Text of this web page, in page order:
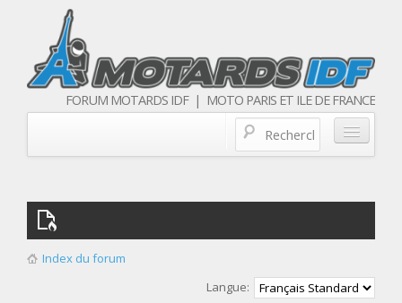
FORUM MOTARDS IDF | MOTO PARIS ET ILE DE FRANCE
Forum
Balades & sorties moto
Index du forum
Langue: